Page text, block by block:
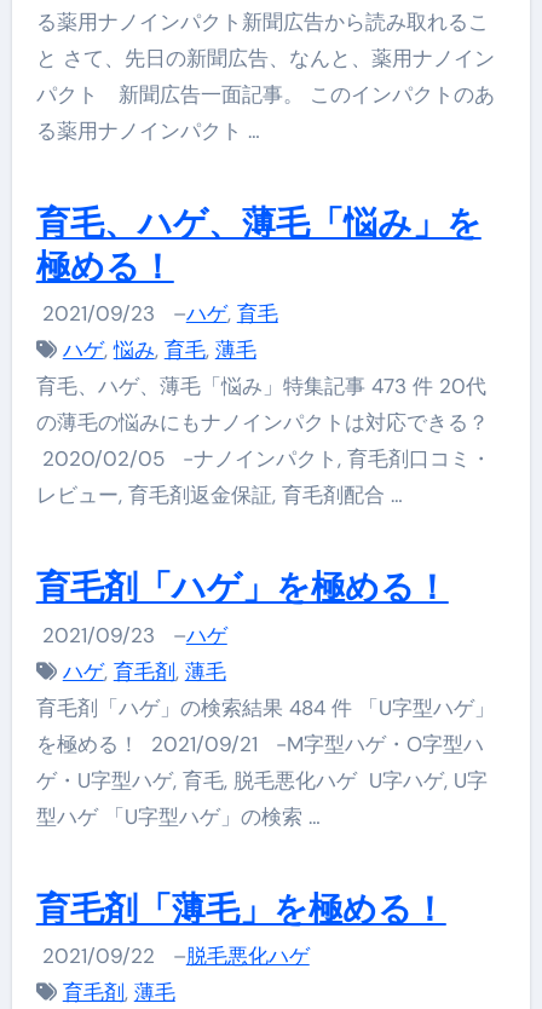
る薬用ナノインパクト新聞広告から読み取れるこ
と さて、先日の新聞広告、なんと、薬用ナノイン
パクト 新聞広告一面記事。 このインパクトのあ
る薬用ナノインパクト …
育毛、ハゲ、薄毛「悩み」を
極める！
2021/09/23 –ハゲ, 育毛
ハゲ,悩み, 育毛, 薄毛
育毛、ハゲ、薄毛「悩み」特集記事 473 件 20代
の薄毛の悩みにもナノインパクトは対応できる？
2020/02/05 -ナノインパクト, 育毛剤口コミ・
レビュー, 育毛剤返金保証, 育毛剤配合 …
育毛剤「ハゲ」を極める！
2021/09/23 –ハゲ
ハゲ, 育毛剤, 薄毛
育毛剤「ハゲ」の検索結果 484 件 「U字型ハゲ」
を極める！ 2021/09/21 -M字型ハゲ・O字型ハ
ゲ・U字型ハゲ, 育毛, 脱毛悪化ハゲ U字ハゲ, U字
型ハゲ 「U字型ハゲ」の検索 …
育毛剤「薄毛」を極める！
2021/09/22 –脱毛悪化ハゲ
育毛剤, 薄毛